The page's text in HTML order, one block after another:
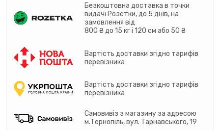
Безкоштовна доставка в точки
видачі Розетки, до 5 днів, на
замовлення від
800 ₴ до 15 кг і 120 см або 50 ₴
Вартість доставки згідно тарифів
перевізника
Вартість доставки згідно тарифів
перевізника
Самовивіз з магазину за адресою
м.Тернопіль, вул. Тарнавського, 19